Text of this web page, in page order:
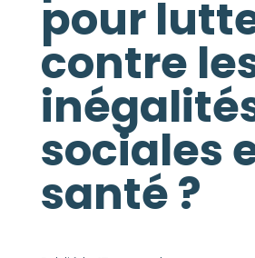
pour
contre
sociales
santé ?